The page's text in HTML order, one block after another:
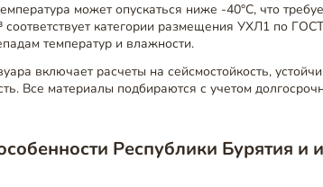
может опускаться ниже -40°C, что
категории размещения УХЛ1 по
температур и влажности.
включает расчеты на сейсмостойкость,
Все материалы подбираются с учетом
Республики Бурятия и